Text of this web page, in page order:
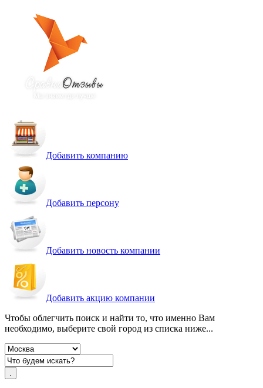
Добавить компанию
Добавить персону
Добавить новость компании
Добавить акцию компании
Чтобы облегчить поиск и найти то, что именно Вам
необходимо, выберите свой город из списка ниже...